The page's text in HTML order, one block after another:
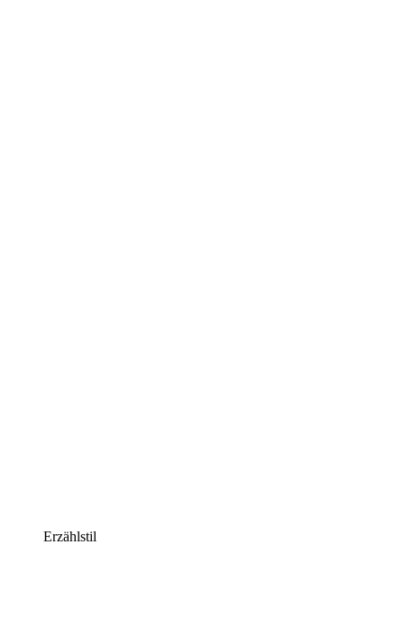
Erzählstil